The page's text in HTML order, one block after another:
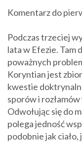
Komentarz do
Podczas trzeciej
lata w Efezie. Tam
poważnych
Koryntian jest
kwestie
sporów i
Odwołując się do
polega jedność
podobnie jak